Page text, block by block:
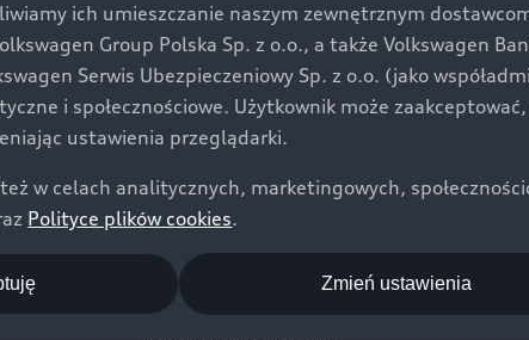
Świat Audi
Aktualności i historie postępu
Audi Nuvolari
Audi Sport Festiwal
Audi i Muzeum Sztuki Nowoczesnej w
ich umieszczanie naszym zewnętrznym
Group Polska Sp. z o.o., a także Volkswagen
Serwis Ubezpieczeniowy Sp. z o.o. (jako
i społecznościowe. Użytkownik może
ustawienia przeglądarki.
w celach analitycznych, marketingowych,
Polityce plików cookies.
Zmień ustawienia